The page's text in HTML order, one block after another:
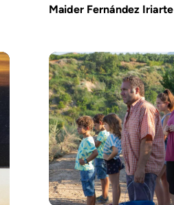
Maider Fernández Iriarte